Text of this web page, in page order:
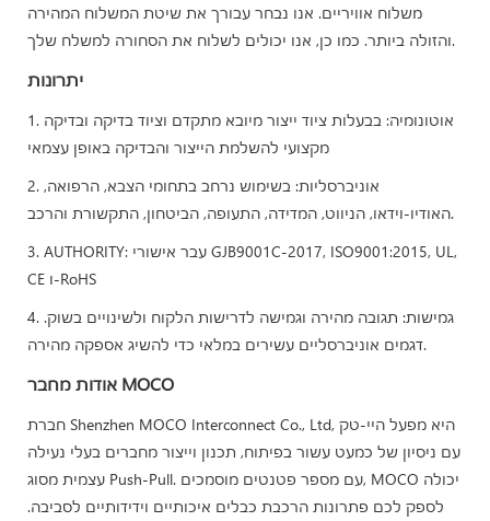
משלוח אוויריים. אנו נבחר עבורך את שיטת המשלוח המהירה
והזולה ביותר. כמו כן, אנו יכולים לשלוח את הסחורה למשלח שלך.
יתרונות
1. אוטונומיה: בבעלות ציוד ייצור מיובא מתקדם וציוד בדיקה ובדיקה
מקצועי להשלמת הייצור והבדיקה באופן עצמאי
2. אוניברסליות: בשימוש נרחב בתחומי הצבא, הרפואה,
האודיו-וידאו, הניווט, המדידה, התעופה, הביטחון, התקשורת והרכב.
3. AUTHORITY: עבר אישורי GJB9001C-2017, ISO9001:2015, UL,
CE ו-RoHS
4. גמישות: תגובה מהירה וגמישה לדרישות הלקוח ולשינויים בשוק.
דגמים אוניברסליים עשירים במלאי כדי להשיג אספקה ​​מהירה.
אודות מחבר MOCO
חברת Shenzhen MOCO Interconnect Co., Ltd, היא מפעל היי-טק
עם ניסיון של כמעט עשור בפיתוח, תכנון וייצור מחברים בעלי נעילה
עצמית מסוג Push-Pull. עם מספר פטנטים מוסמכים, MOCO יכולה
לספק לכם פתרונות הרכבת כבלים איכותיים וידידותיים לסביבה.